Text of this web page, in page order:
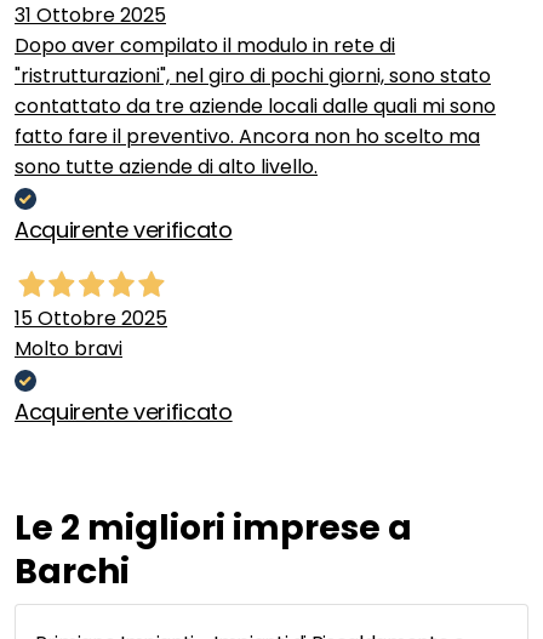
31 Ottobre 2025
Dopo aver compilato il modulo in rete di
"ristrutturazioni", nel giro di pochi giorni, sono stato
contattato da tre aziende locali dalle quali mi sono
fatto fare il preventivo. Ancora non ho scelto ma
sono tutte aziende di alto livello.
Acquirente verificato
15 Ottobre 2025
Molto bravi
Acquirente verificato
Le 2 migliori imprese a
Barchi